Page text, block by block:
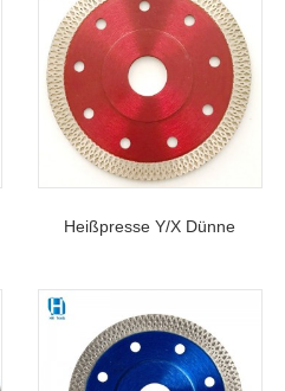
Marmorfliesen Und Granit
Heißpresse Y/X Dünne
Schneiden Von Harten
Fliesen, Keramik Und